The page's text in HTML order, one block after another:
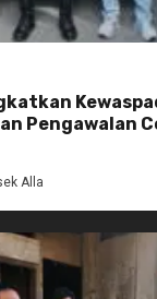
Pengawalan
Alla